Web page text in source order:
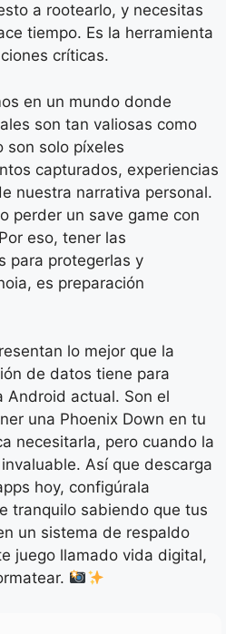
a rootearlo, y necesitas
tiempo. Es la herramienta
críticas.
en un mundo donde
son tan valiosas como
son solo píxeles
capturados, experiencias
nuestra narrativa personal.
perder un save game con
eso, tener las
para protegerlas y
es preparación
lo mejor que la
de datos tiene para
Android actual. Son el
una Phoenix Down en tu
necesitarla, pero cuando la
Así que descarga
hoy, configúrala
tranquilo sabiendo que tus
un sistema de respaldo
juego llamado vida digital,